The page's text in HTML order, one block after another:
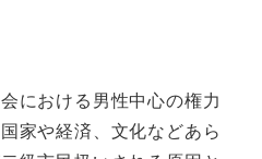
における男性中心の権力
家や経済、文化などあら